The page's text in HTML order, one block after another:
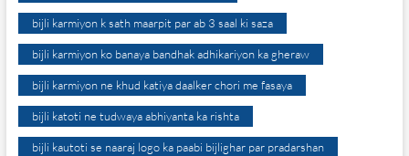
bijli karmiyon k sath maarpit par ab 3 saal ki saza
bijli karmiyon ko banaya bandhak adhikariyon ka gheraw
bijli karmiyon ne khud katiya daalker chori me fasaya
bijli katoti ne tudwaya abhiyanta ka rishta
bijli kautoti se naaraj logo ka paabi bijlighar par pradarshan